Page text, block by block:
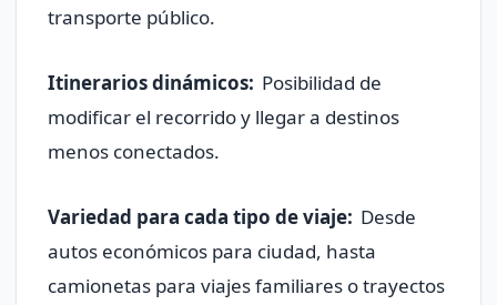
transporte público.
Itinerarios dinámicos: Posibilidad de
modificar el recorrido y llegar a destinos
menos conectados.
Variedad para cada tipo de viaje: Desde
autos económicos para ciudad, hasta
camionetas para viajes familiares o trayectos